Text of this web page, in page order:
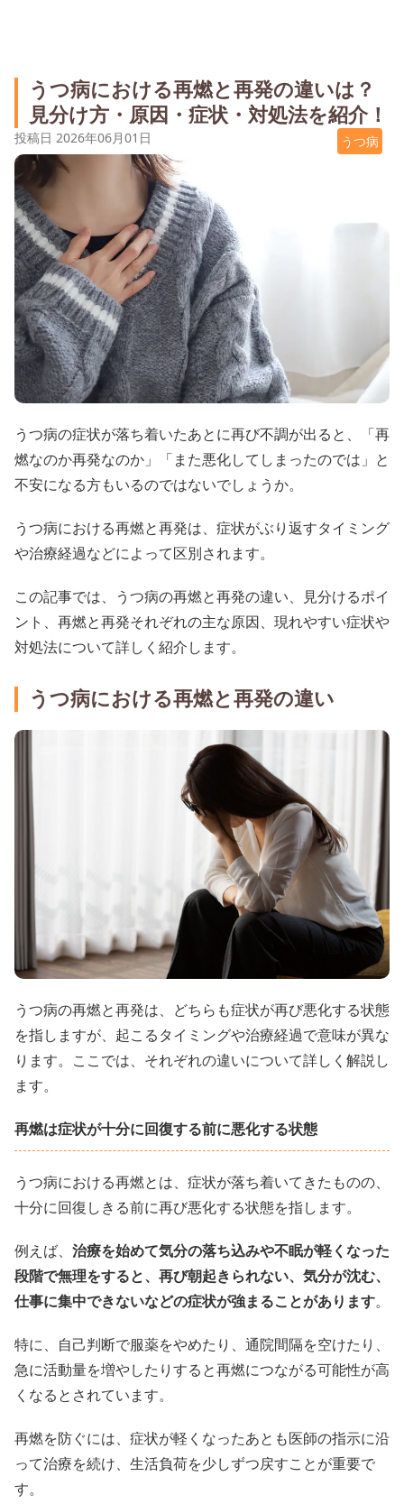
うつ病における再燃と再発の違いは？
見分け方・原因・症状・対処法を紹介！
投稿日 2026年06月01日 うつ病
うつ病の症状が落ち着いたあとに再び不調が出ると、「再
燃なのか再発なのか」「また悪化してしまったのでは」と
不安になる方もいるのではないでしょうか。
うつ病における再燃と再発は、症状がぶり返すタイミング
や治療経過などによって区別されます。
この記事では、うつ病の再燃と再発の違い、見分けるポイ
ント、再燃と再発それぞれの主な原因、現れやすい症状や
対処法について詳しく紹介します。
うつ病における再燃と再発の違い
うつ病の再燃と再発は、どちらも症状が再び悪化する状態
を指しますが、起こるタイミングや治療経過で意味が異な
ります。ここでは、それぞれの違いについて詳しく解説し
ます。
再燃は症状が十分に回復する前に悪化する状態
うつ病における再燃とは、症状が落ち着いてきたものの、
十分に回復しきる前に再び悪化する状態を指します。
例えば、 治療を始めて気分の落ち込みや不眠が軽くなった
段階で無理をすると、再び朝起きられない、気分が沈む、
仕事に集中できないなどの症状が強まることがあります。
特に、自己判断で服薬をやめたり、通院間隔を空けたり、
急に活動量を増やしたりすると再燃につながる可能性が高
くなるとされています。
再燃を防ぐには、症状が軽くなったあとも医師の指示に沿
って治療を続け、生活負荷を少しずつ戻すことが重要で
す。